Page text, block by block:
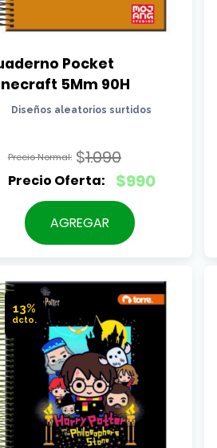
Pocket
5Mm 90H
Diseños aleatorios surtidos
$1.090
El
precio
original
$990
El
precio
actual
$990.
AGREGAR
13%